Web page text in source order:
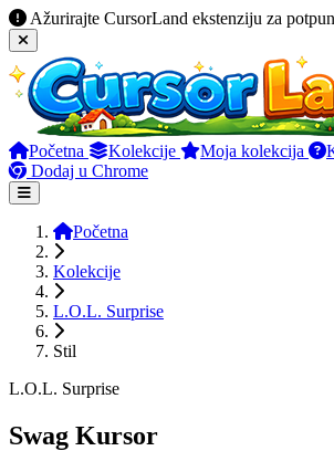
Ažurirajte CursorLand ekstenziju za
Početna Kolekcije Moja kolekcija
Dodaj u Chrome
Početna
Kolekcije
L.O.L. Surprise
Stil
L.O.L. Surprise
Swag Kursor